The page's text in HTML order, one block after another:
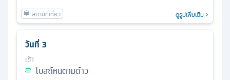
ดูรูปเพิ่มเติม
วันที่ 3
เช้า
โบสถ์หินตามด๋าว